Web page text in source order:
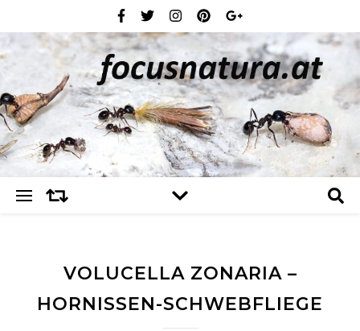
VOLUCELLA ZONARIA –
HORNISSEN-SCHWEBFLIEGE